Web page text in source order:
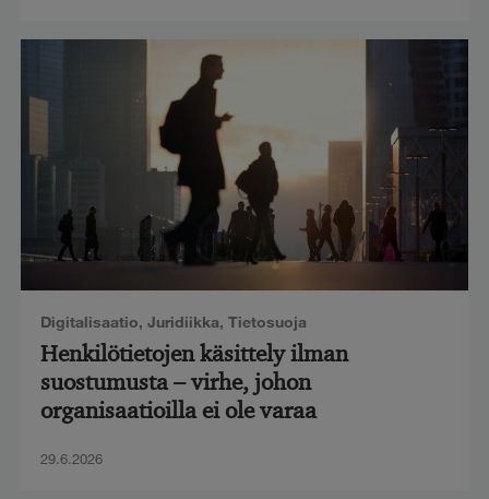
Digitalisaatio, Juridiikka, Tietosuoja
Henkilötietojen käsittely ilman
suostumusta – virhe, johon
organisaatioilla ei ole varaa
29.6.2026